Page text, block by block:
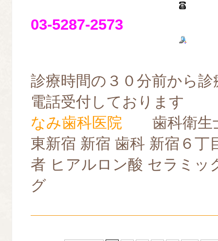
03-5287-2573
診療時間の３０分前から
電話受付しております
なみ歯科医院 歯科衛生
東新宿 新宿 歯科 新宿６丁
者 ヒアルロン酸 セラミッ
グ